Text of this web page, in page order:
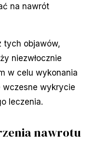
na nawrót
tych objawów,
niezwłocznie
w celu wykonania
wczesne wykrycie
leczenia.
nawrotu